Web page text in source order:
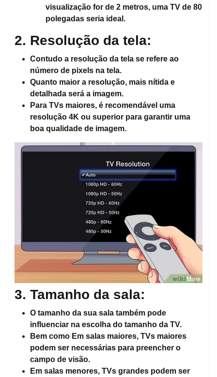
visualização for de 2 metros, uma TV de 80
polegadas seria ideal.
2. Resolução da tela:
Contudo a resolução da tela se refere ao
número de pixels na tela.
Quanto maior a resolução, mais nítida e
detalhada será a imagem.
Para TVs maiores, é recomendável uma
resolução 4K ou superior para garantir uma
boa qualidade de imagem.
3. Tamanho da sala:
O tamanho da sua sala também pode
influenciar na escolha do tamanho da TV.
Bem como Em salas maiores, TVs maiores
podem ser necessárias para preencher o
campo de visão.
Em salas menores, TVs grandes podem ser